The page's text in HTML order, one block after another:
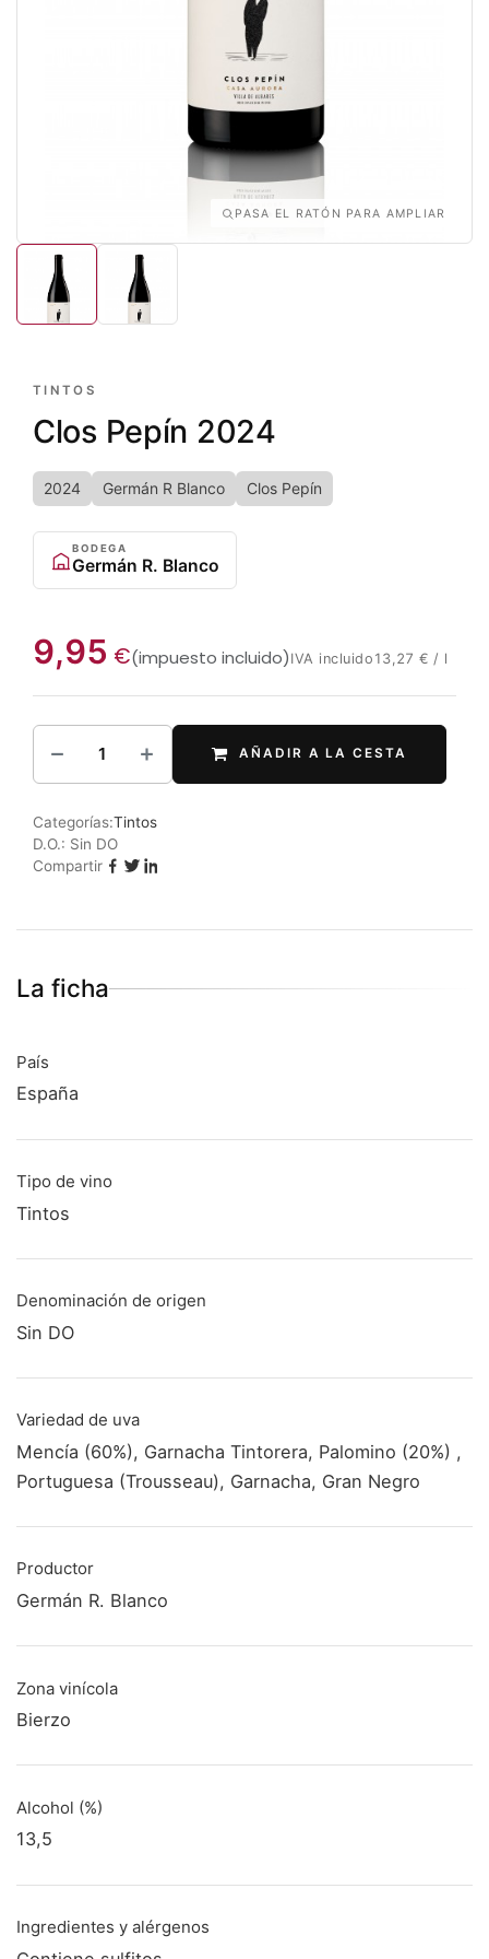
PASA EL RATÓN PARA AMPLIAR
TINTOS
Clos Pepín 2024
2024 Germán R Blanco Clos Pepín
BODEGA
Germán R. Blanco
9,95 €(impuesto incluido) IVA incluido 13,27 € / l
AÑADIR A LA CESTA
Categorías:Tintos
D.O.: Sin DO
Compartir
La ficha
País
España
Tipo de vino
Tintos
Denominación de origen
Sin DO
Variedad de uva
Mencía (60%), Garnacha Tintorera, Palomino (20%) ,
Portuguesa (Trousseau), Garnacha, Gran Negro
Productor
Germán R. Blanco
Zona vinícola
Bierzo
Alcohol (%)
13,5
Ingredientes y alérgenos